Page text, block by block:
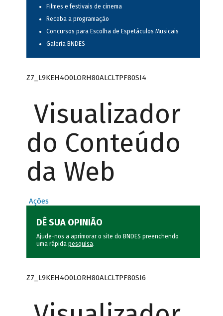
Filmes e festivais de cinema
Receba a programação
Concursos para Escolha de Espetáculos Musicais
Galeria BNDES
Z7_L9KEH4O0LORH80ALCLTPF80SI4
Visualizador
do Conteúdo
da Web
Ações
DÊ SUA OPINIÃO
Ajude-nos a aprimorar o site do BNDES preenchendo
uma rápida pesquisa.
Z7_L9KEH4O0LORH80ALCLTPF80SI6